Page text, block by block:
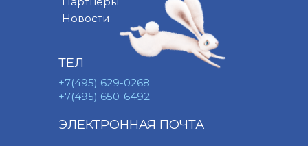
Новости
ТЕЛ
+7(495) 629-0268
+7(495) 650-6492
ЭЛЕКТРОННАЯ ПОЧТА